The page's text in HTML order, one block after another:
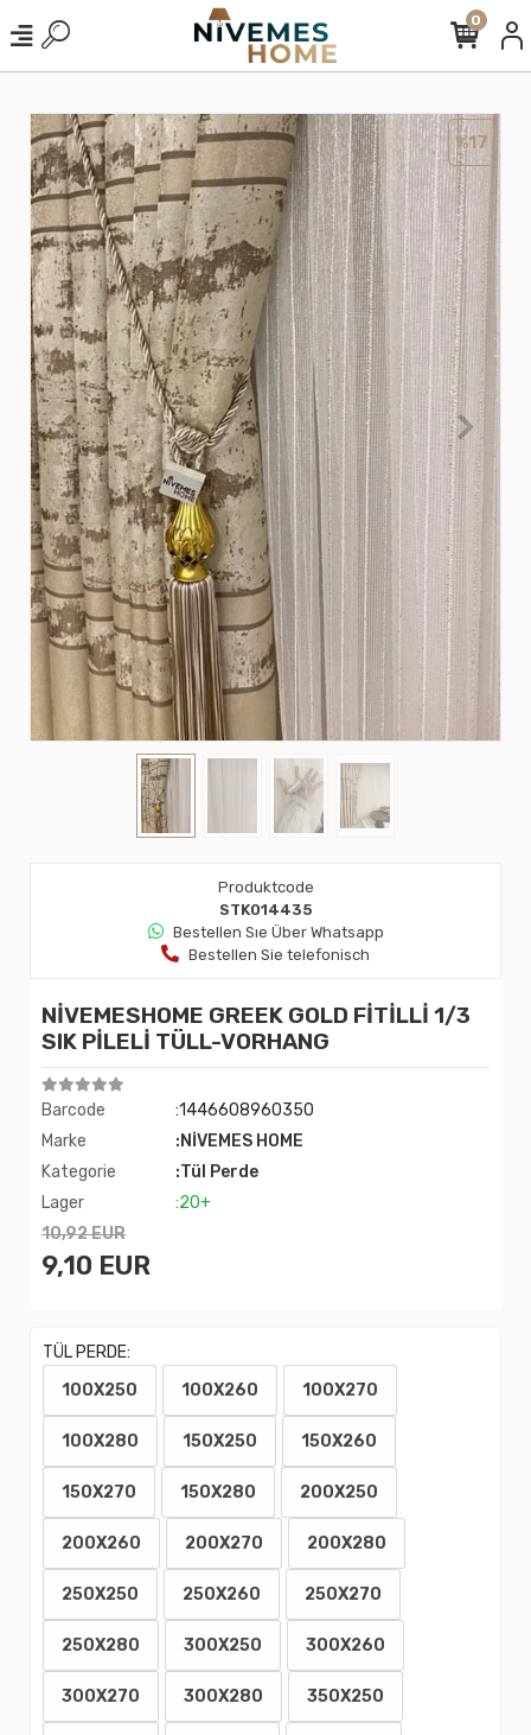
0
%17
Produktcode
STK014435
Bestellen Sıe Über Whatsapp
Bestellen Sie telefonisch
NİVEMESHOME GREEK GOLD FİTİLLİ 1/3
SIK PİLELİ TÜLL-VORHANG
Barcode
:1446608960350
Marke
:NİVEMES HOME
Kategorie
:Tül Perde
Lager
:20+
10,92 EUR
9,10 EUR
TÜL PERDE:
100X250
100X260 100X270
100X280 150X250 150X260
150X270 150X280 200X250
200X260 200X270 200X280
250X250 250X260 250X270
250X280 300X250 300X260
300X270 300X280 350X250